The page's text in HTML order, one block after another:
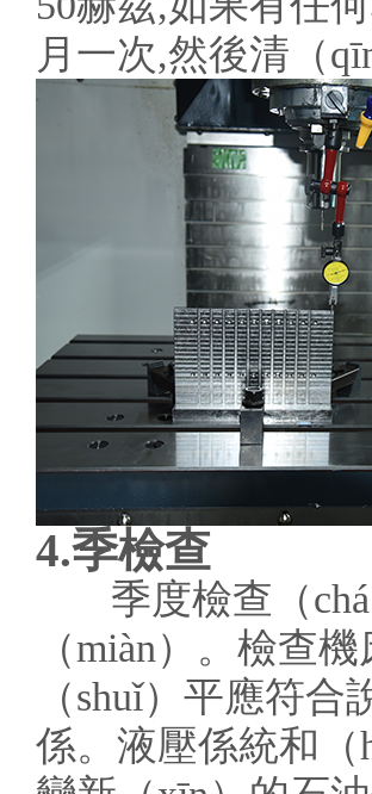
月一次,然後清（
4.季檢查
季度檢查（chá
（miàn）。檢查
（shuǐ）平應符
係。液壓係統和